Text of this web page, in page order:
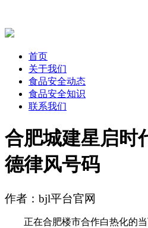
首页
关于我们
食品安全动态
食品安全知识
联系我们
合肥城建星启时
德律风号码
作者：bjl平台官网
正在合肥楼市合作白热化的当